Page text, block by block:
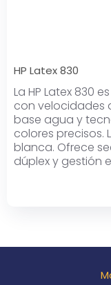
HP Latex 830
La HP Latex 830
con velocidades
base agua y
colores precisos.
blanca. Ofrece
dúplex y gestión